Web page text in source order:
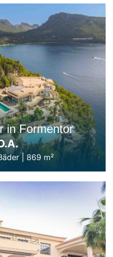
in Formentor
| 869 m²